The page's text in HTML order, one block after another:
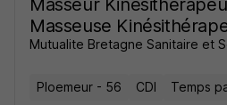
Masseur
Masseuse
Mutualite Bretagne Sanitaire et
Ploemeur - 56 CDI Temps